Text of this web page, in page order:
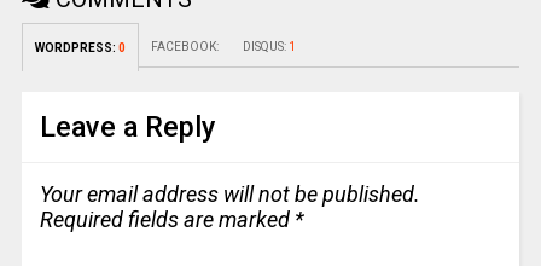
WORDPRESS: 0 FACEBOOK: DISQUS: 1
Leave a Reply
Your email address will not be published.
Required fields are marked *